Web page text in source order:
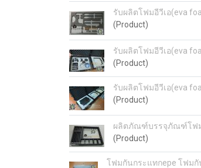
รับผลิตโฟมอีวีเอ(eva
(Product)
รับผลิตโฟมอีวีเอ(eva
(Product)
รับผลิตโฟมอีวีเอ(eva
(Product)
ผลิตภัณฑ์บรรจุภัณฑ์โฟม
(Product)
โฟมกันกระแทกepe โฟม